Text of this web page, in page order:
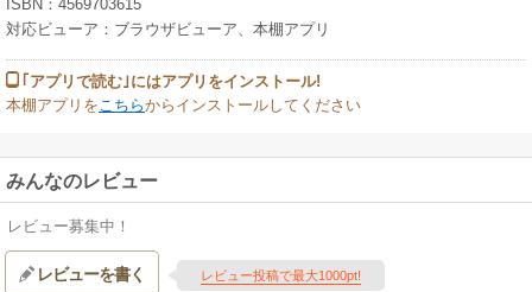
ISBN：4569703615
対応ビューア：ブラウザビューア、本棚アプリ
｢アプリで読む｣にはアプリをインストール!
本棚アプリを こちらからインストールしてください
みんなのレビュー
レビュー募集中！
レビューを書く レビュー投稿で最大1000pt!